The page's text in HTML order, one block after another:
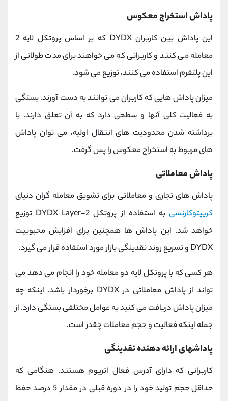
پاداش استخراج معکوس
این پاداش بین کاربران DYDX که بر اساس پروتکل لایه 2
معامله می کنند و کاربرانی که می خواهند برای مدت طولانی از
این پلتفرم استفاده می کنند، توزیع می شود.
میزان پاداش هایی که کاربران می توانند به دست آورند، بستگی
به فعالیت کلی آنها و سطحی دارد که به آن تعلق دارند. با
برداشته شدن محدودیت های انتقال اولیه، می توان پاداش
های مربوط به استخراج معکوس را پس گرفت.
پاداش معاملاتی
پاداش های تجاری و معاملاتی برای تشویق معامله گران دنیای
کریپتوکارنسی
به استفاده از پروتکل DYDX Layer-2 توزیع
خواهد شد. این پاداش ها همچنین برای افزایش محبوبیت
DYDX و تسریع روند نقدینگی بازار مورد استفاده قرار می گیرد.
هر کسی که با پروتکل لایه دو معامله خود را انجام می دهد می
تواند از پاداش معاملاتی در DYDX برخوردار باشد. اینکه چه
میزان پاداش دریافت می کنید به عوامل مختلفی بستگی دارد. از
جمله اینکه فعالیت و حجم معاملات چقدر است.
پاداشهای ارائه دهنده نقدینگی
کاربرانی که دارای آدرس فعال اتریوم هستند، هنگامی که
حداقل حجم تولید خود را در دوره قبلی در مقدار 5 درصد حفظ